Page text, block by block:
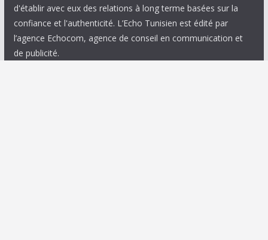
d'établir avec eux des relations à long terme basées sur la
confiance et l'authenticité. L’Echo Tunisien est édité par
l’agence Echocom, agence de conseil en communication et
de publicité.